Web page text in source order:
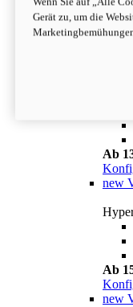
Ab
Ab
new
Ab
new
Gerät zu, um die